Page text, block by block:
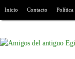
Inicio Contacto Política